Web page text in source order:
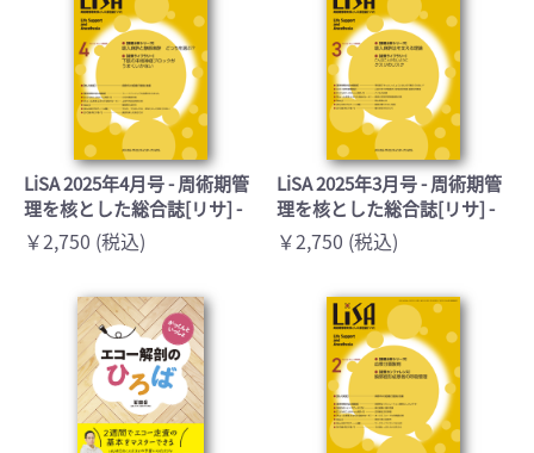
LiSA 2025年4月号 - 周術期管
理を核とした総合誌[リサ] -
￥2,750 (税込)
LiSA 2025年3月号 - 周術期管
理を核とした総合誌[リサ] -
￥2,750 (税込)